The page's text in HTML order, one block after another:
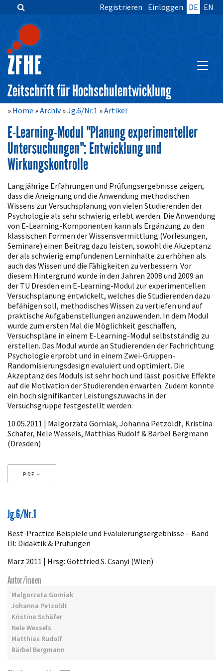
Zum
springen
Hauptnavigation
Inhalt
Sidebar
Registrieren Einloggen DE EN
Zeitschrift für Hochschulentwicklung
Home Archiv Jg.6/Nr.1 Artikel
E-Learning-Modul "Planung experimenteller
Untersuchungen": Entwicklung und
Wirkungskontrolle
Artikelinhalt
Langjährige Erfahrungen und Prüfungsergebnisse zeigen,
dass die Aneignung und die Anwendung methodischen
Wissens zur Versuchsplanung von vielen Studierenden der
Psychologie als sehr schwierig erlebt werden. Die Anwendung
von E-Learning-Komponenten kann als Ergänzung zu den
klassischen Formen der Wissensvermittlung (Vorlesungen,
Seminare) einen Beitrag dazu leisten, sowohl die Akzeptanz
der als schwierig empfundenen Lerninhalte zu erhöhen als
auch das Wissen und die Fähigkeiten zu verbessern. Vor
diesem Hintergrund wurde in den Jahren 2008 und 2009 an
der TU Dresden ein E-Learning-Modul zur experimentellen
Versuchsplanung entwickelt, welches die Studierenden dazu
befähigen soll, methodisches Wissen zu vertiefen und auf
praktische Aufgabenstellungen anzuwenden. In dem Modul
wurde zum ersten Mal die Möglichkeit geschaffen,
Versuchspläne in einem E-Learning-Modul selbstständig zu
erstellen. Das Modul wurde an Studierenden der Fachrichtung
Psychologie erprobt und in einem Zwei-Gruppen-
Randomisierungsdesign evaluiert und optimiert. Die
Akzeptanz des Moduls ist sehr hoch und lässt positive Effekte
auf die Motivation der Studierenden erwarten. Zudem konnte
ein hoch signifikanter Leistungszuwachs in der
Versuchsgruppe festgestellt werden.
10.05.2011 | Malgorzata Gorniak, Johanna Petzoldt, Kristina
Schäfer, Nele Wessels, Matthias Rudolf & Bärbel Bergmann
(Dresden)
PDF
Jg.6/Nr.1
Best-Practice Beispiele und Evaluierungsergebnisse – Band
III: Didaktik & Prüfungen
März 2011 | Hrsg: Gottfried S. Csanyi (Wien)
Autor/innen
Malgorzata Gorniak
Johanna Petzoldt
Kristina Schäfer
Nele Wessels
Matthias Rudolf
Bärbel Bergmann